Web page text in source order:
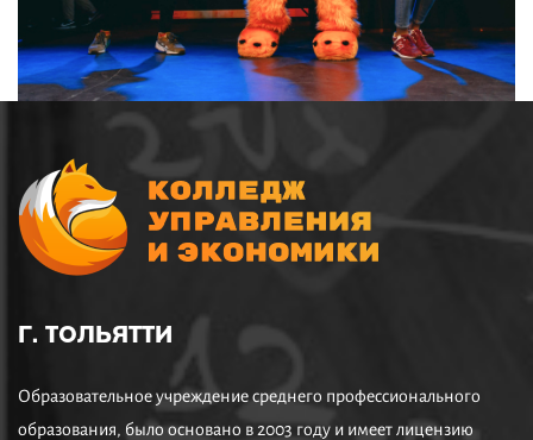
Г. ТОЛЬЯТТИ
Образовательное учреждение среднего профессионального
образования, было основано в 2003 году и имеет лицензию